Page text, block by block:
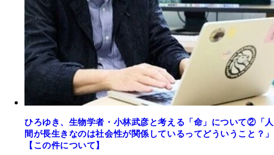
ひろゆき、生物学者・小林武彦と考える「命」について②「人
間が長生きなのは社会性が関係しているってどういうこと？」
【この件について】